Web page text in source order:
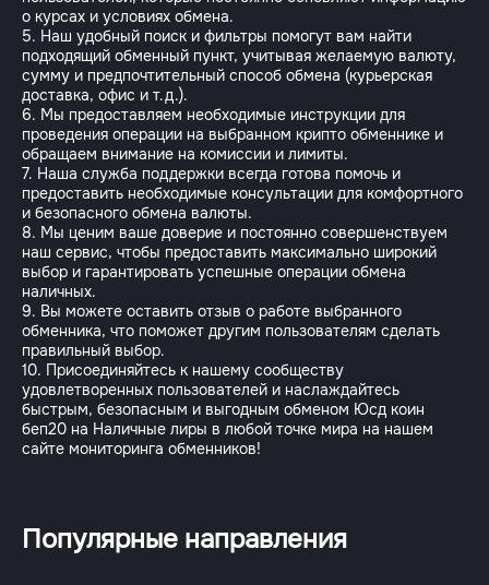
о курсах и условиях обмена.
5. Наш удобный поиск и фильтры помогут вам найти
подходящий обменный пункт, учитывая желаемую валюту,
сумму и предпочтительный способ обмена (курьерская
доставка, офис и т.д.).
6. Мы предоставляем необходимые инструкции для
проведения операции на выбранном крипто обменнике и
обращаем внимание на комиссии и лимиты.
7. Наша служба поддержки всегда готова помочь и
предоставить необходимые консультации для комфортного
и безопасного обмена валюты.
8. Мы ценим ваше доверие и постоянно совершенствуем
наш сервис, чтобы предоставить максимально широкий
выбор и гарантировать успешные операции обмена
наличных.
9. Вы можете оставить отзыв о работе выбранного
обменника, что поможет другим пользователям сделать
правильный выбор.
10. Присоединяйтесь к нашему сообществу
удовлетворенных пользователей и наслаждайтесь
быстрым, безопасным и выгодным обменом Юсд коин
беп20 на Наличные лиры в любой точке мира на нашем
Популярные направления